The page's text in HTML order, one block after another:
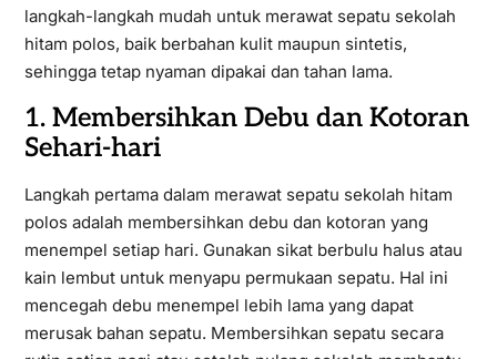
langkah-langkah mudah untuk merawat sepatu sekolah
hitam polos, baik berbahan kulit maupun sintetis,
sehingga tetap nyaman dipakai dan tahan lama.
1. Membersihkan Debu dan Kotoran
Sehari-hari
Langkah pertama dalam merawat sepatu sekolah hitam
polos adalah membersihkan debu dan kotoran yang
menempel setiap hari. Gunakan sikat berbulu halus atau
kain lembut untuk menyapu permukaan sepatu. Hal ini
mencegah debu menempel lebih lama yang dapat
merusak bahan sepatu. Membersihkan sepatu secara